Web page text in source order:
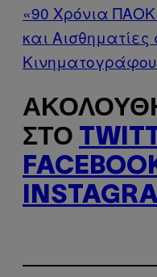
«90 Χρόνια
και Αισθηματίες
ΣΤΟ